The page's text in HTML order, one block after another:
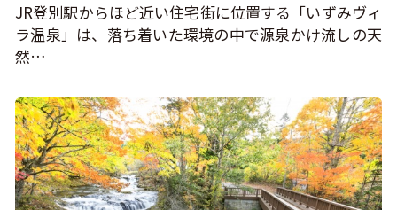
JR登別駅からほど近い住宅街に位置する「いずみヴィ
ラ温泉」は、落ち着いた環境の中で源泉かけ流しの天
然…